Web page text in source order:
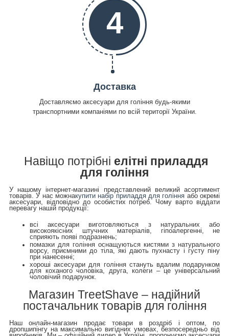
4
Доставка
Доставляємо аксесуари для гоління будь-якими
транспортними компаніями по всій території України.
Навіщо потрібні елітні приладдя
для гоління
У нашому інтернет-магазині представлений великий асортимент
товарів. У нас можнакупити набір приладдя для гоління або окремі
аксесуари, відповідно до особистих потреб. Чому варто віддати
перевагу нашій продукції:
всі аксесуари виготовляються з натуральних або
високоякісних штучних матеріалів, гіпоалергенні, не
сприяють появі подразнень;
помазки для гоління оснащуються кистями з натурального
ворсу, приємними до тіла, які дають пухнасту і густу піну
при нанесенні;
хороші аксесуари для гоління стануть вдалим подарунком
для коханого чоловіка, друга, колеги – це універсальний
чоловічий подарунок.
Магазин TreetShave – надійний
постачальник товарів для гоління
Наш онлайн-магазин продає товари в роздріб і оптом, по
дропшипінгу на максимально вигідних умовах, безпосередньо від